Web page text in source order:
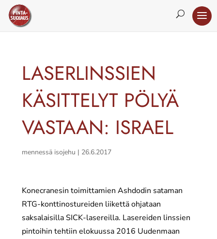
LASERLINSSIEN
KÄSITTELYT PÖLYÄ
VASTAAN: ISRAEL
mennessä isojehu | 26.6.2017
Konecranesin toimittamien Ashdodin sataman
RTG-konttinostureiden liikettä ohjataan
saksalaisilla SICK-lasereilla. Lasereiden linssien
pintoihin tehtiin elokuussa 2016 Uudenmaan